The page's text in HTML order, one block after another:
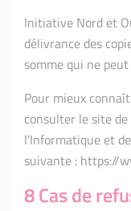
Initiative Nord et
délivrance des
somme qui ne
Pour mieux
consulter le site
l’Informatique et
suivante : https://
8 Cas de